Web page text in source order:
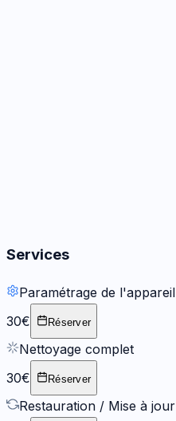
Services
Paramétrage de l'appareil
30€
Réserver
Nettoyage complet
30€
Réserver
Restauration / Mise à jour